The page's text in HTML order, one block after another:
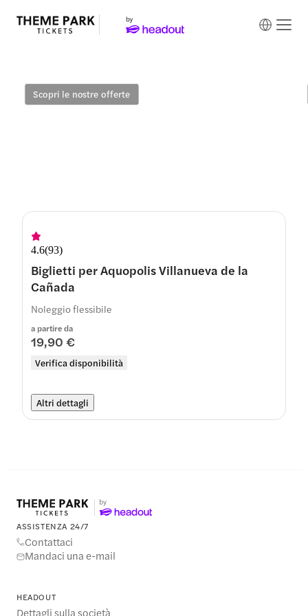
Scopri le nostre offerte
4.6(93)
Biglietti per Aquopolis Villanueva de la
Cañada
a partire da
19,90 €
Verifica disponibilità
Noleggio flessibile
Altri dettagli
ASSISTENZA 24/7
Contattaci
Mandaci una e-mail
HEADOUT
Dettagli sulla società